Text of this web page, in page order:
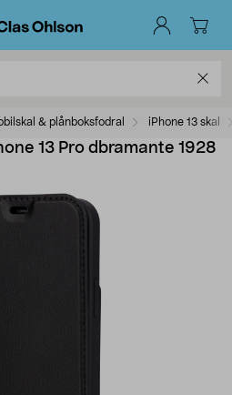
& plånboksfodral iPhone 13 skal
13 Pro dbramante 1928